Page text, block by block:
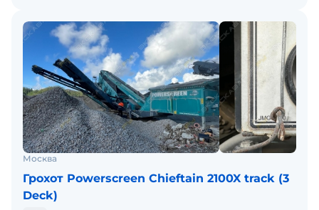
Москва
Грохот Powerscreen Chieftain 2100X track (3
Deck)